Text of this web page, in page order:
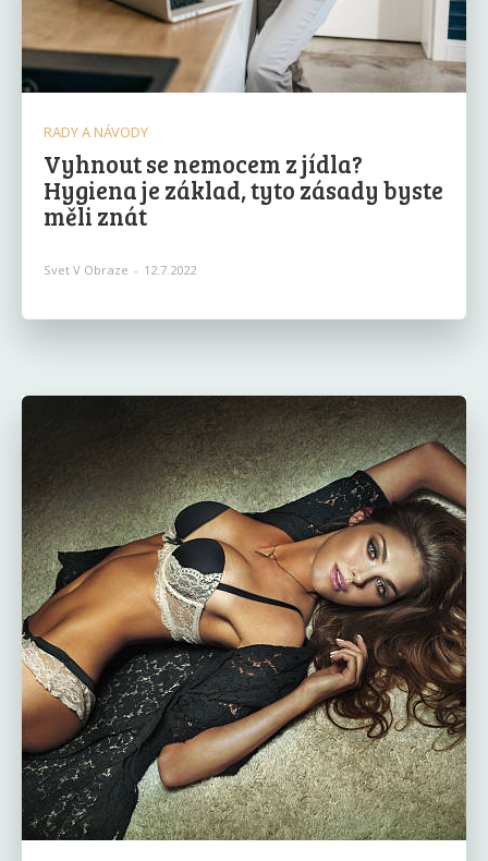
RADY A NÁVODY
Vyhnout se nemocem z jídla?
Hygiena je základ, tyto zásady byste
měli znát
Svet V Obraze - 12.7.2022